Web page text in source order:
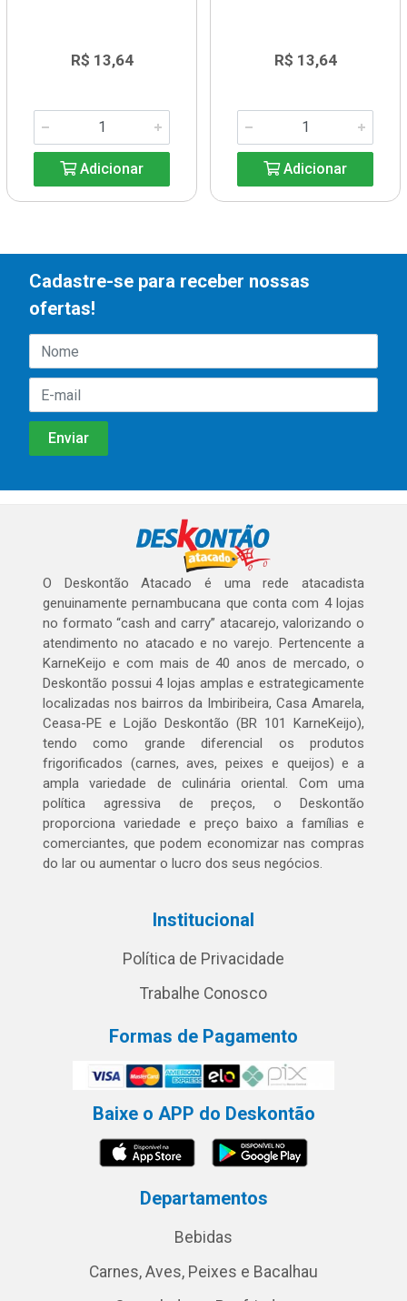
R$ 13,64
Adicionar
R$ 13,64
Adicionar
Cadastre-se para receber nossas
ofertas!
O Deskontão Atacado é uma rede atacadista
genuinamente pernambucana que conta com 4 lojas
no formato “cash and carry” atacarejo, valorizando o
atendimento no atacado e no varejo. Pertencente a
KarneKeijo e com mais de 40 anos de mercado, o
Deskontão possui 4 lojas amplas e estrategicamente
localizadas nos bairros da Imbiribeira, Casa Amarela,
Ceasa-PE e Lojão Deskontão (BR 101 KarneKeijo),
tendo como grande diferencial os produtos
frigorificados (carnes, aves, peixes e queijos) e a
ampla variedade de culinária oriental. Com uma
política agressiva de preços, o Deskontão
proporciona variedade e preço baixo a famílias e
comerciantes, que podem economizar nas compras
do lar ou aumentar o lucro dos seus negócios.
Institucional
Política de Privacidade
Trabalhe Conosco
Formas de Pagamento
Baixe o APP do Deskontão
Departamentos
Bebidas
Carnes, Aves, Peixes e Bacalhau